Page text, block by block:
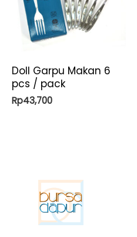
Doll Garpu Makan 6
pcs / pack
Rp43,700